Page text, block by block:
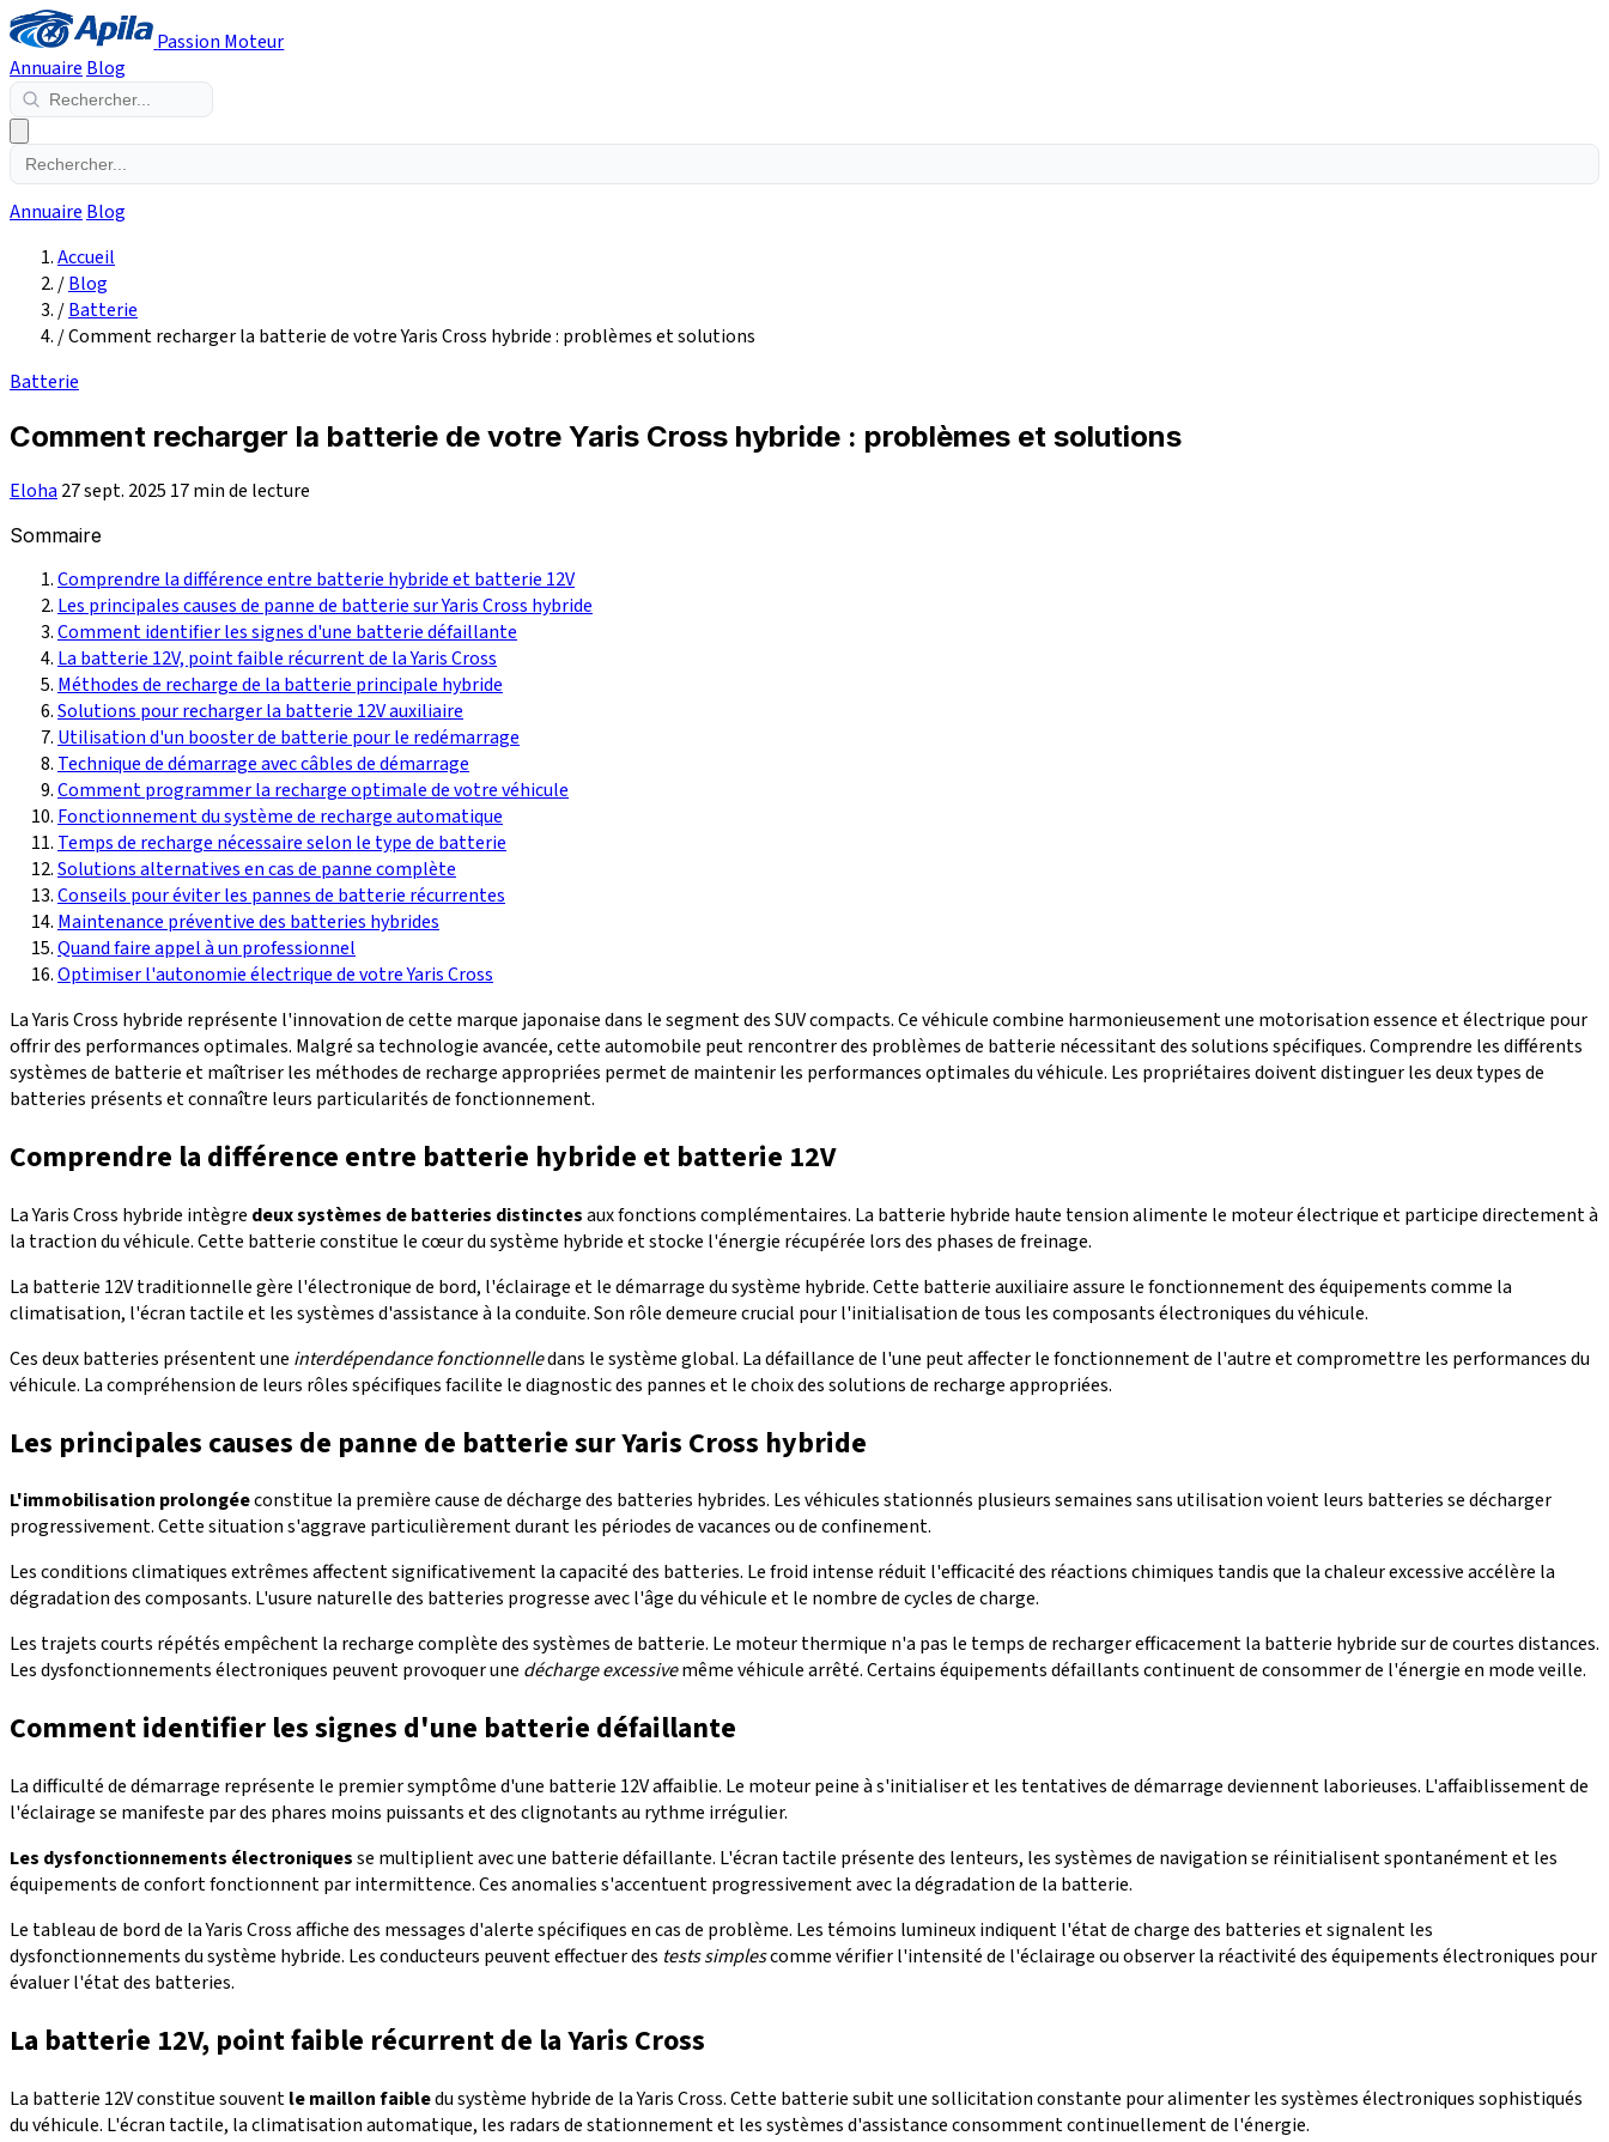
Passion Moteur
Annuaire Blog
Annuaire Blog
Accueil
/Blog
/Batterie
/Comment recharger la batterie de votre Yaris Cross hybride : problèmes et solutions
Batterie
Comment recharger la batterie de votre Yaris Cross hybride : problèmes et solutions
Eloha 27 sept. 2025 17 min de lecture
Sommaire
Comprendre la différence entre batterie hybride et batterie 12V
Les principales causes de panne de batterie sur Yaris Cross hybride
Comment identifier les signes d'une batterie défaillante
La batterie 12V, point faible récurrent de la Yaris Cross
Méthodes de recharge de la batterie principale hybride
Solutions pour recharger la batterie 12V auxiliaire
Utilisation d'un booster de batterie pour le redémarrage
Technique de démarrage avec câbles de démarrage
Comment programmer la recharge optimale de votre véhicule
Fonctionnement du système de recharge automatique
Temps de recharge nécessaire selon le type de batterie
Solutions alternatives en cas de panne complète
Conseils pour éviter les pannes de batterie récurrentes
Maintenance préventive des batteries hybrides
Quand faire appel à un professionnel
Optimiser l'autonomie électrique de votre Yaris Cross
La Yaris Cross hybride représente l'innovation de cette marque japonaise dans le segment des SUV compacts. Ce véhicule combine harmonieusement une motorisation essence et électrique pour
offrir des performances optimales. Malgré sa technologie avancée, cette automobile peut rencontrer des problèmes de batterie nécessitant des solutions spécifiques. Comprendre les différents
systèmes de batterie et maîtriser les méthodes de recharge appropriées permet de maintenir les performances optimales du véhicule. Les propriétaires doivent distinguer les deux types de
batteries présents et connaître leurs particularités de fonctionnement.
Comprendre la différence entre batterie hybride et batterie 12V
La Yaris Cross hybride intègre deux systèmes de batteries distinctesaux fonctions complémentaires. La batterie hybride haute tension alimente le moteur électrique et participe directement à
la traction du véhicule. Cette batterie constitue le cœur du système hybride et stocke l'énergie récupérée lors des phases de freinage.
La batterie 12V traditionnelle gère l'électronique de bord, l'éclairage et le démarrage du système hybride. Cette batterie auxiliaire assure le fonctionnement des équipements comme la
climatisation, l'écran tactile et les systèmes d'assistance à la conduite. Son rôle demeure crucial pour l'initialisation de tous les composants électroniques du véhicule.
Ces deux batteries présentent une interdépendance fonctionnelledans le système global. La défaillance de l'une peut affecter le fonctionnement de l'autre et compromettre les performances du
véhicule. La compréhension de leurs rôles spécifiques facilite le diagnostic des pannes et le choix des solutions de recharge appropriées.
Les principales causes de panne de batterie sur Yaris Cross hybride
L'immobilisation prolongéeconstitue la première cause de décharge des batteries hybrides. Les véhicules stationnés plusieurs semaines sans utilisation voient leurs batteries se décharger
progressivement. Cette situation s'aggrave particulièrement durant les périodes de vacances ou de confinement.
Les conditions climatiques extrêmes affectent significativement la capacité des batteries. Le froid intense réduit l'efficacité des réactions chimiques tandis que la chaleur excessive accélère la
dégradation des composants. L'usure naturelle des batteries progresse avec l'âge du véhicule et le nombre de cycles de charge.
Les trajets courts répétés empêchent la recharge complète des systèmes de batterie. Le moteur thermique n'a pas le temps de recharger efficacement la batterie hybride sur de courtes distances.
Les dysfonctionnements électroniques peuvent provoquer une décharge excessivemême véhicule arrêté. Certains équipements défaillants continuent de consommer de l'énergie en mode veille.
Comment identifier les signes d'une batterie défaillante
La difficulté de démarrage représente le premier symptôme d'une batterie 12V affaiblie. Le moteur peine à s'initialiser et les tentatives de démarrage deviennent laborieuses. L'affaiblissement de
l'éclairage se manifeste par des phares moins puissants et des clignotants au rythme irrégulier.
Les dysfonctionnements électroniquesse multiplient avec une batterie défaillante. L'écran tactile présente des lenteurs, les systèmes de navigation se réinitialisent spontanément et les
équipements de confort fonctionnent par intermittence. Ces anomalies s'accentuent progressivement avec la dégradation de la batterie.
Le tableau de bord de la Yaris Cross affiche des messages d'alerte spécifiques en cas de problème. Les témoins lumineux indiquent l'état de charge des batteries et signalent les
dysfonctionnements du système hybride. Les conducteurs peuvent effectuer des tests simplescomme vérifier l'intensité de l'éclairage ou observer la réactivité des équipements électroniques pour
évaluer l'état des batteries.
La batterie 12V, point faible récurrent de la Yaris Cross
La batterie 12V constitue souventle maillon faibledu système hybride de la Yaris Cross. Cette batterie subit une sollicitation constante pour alimenter les systèmes électroniques sophistiqués
du véhicule. L'écran tactile, la climatisation automatique, les radars de stationnement et les systèmes d'assistance consomment continuellement de l'énergie.